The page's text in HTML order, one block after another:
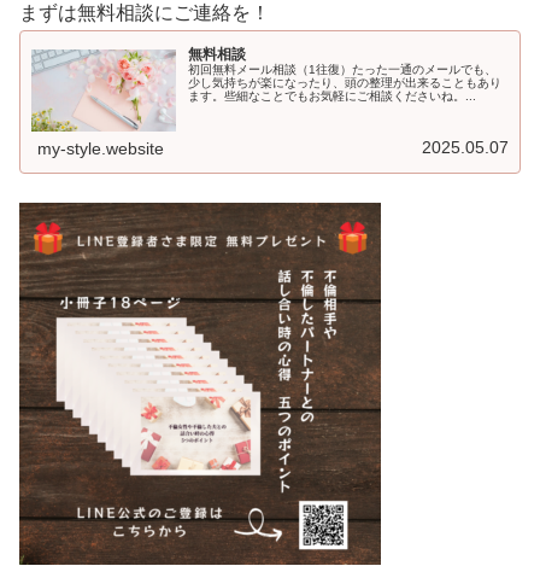
まずは無料相談にご連絡を！
無料相談
初回無料メール相談（1往復）たった一通のメールでも、
少し気持ちが楽になったり、頭の整理が出来ることもあり
ます。些細なことでもお気軽にご相談くださいね。...
my-style.website 2025.05.07